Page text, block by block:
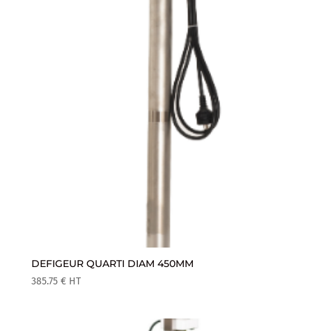
DEFIGEUR QUARTI DIAM 450MM
385.75 € HT